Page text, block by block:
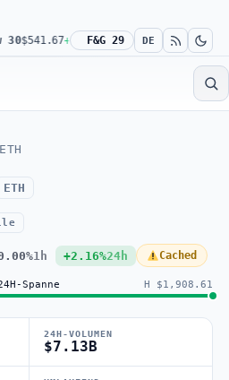
+0.23% Russell 2000$302.23
F&G 29 DE
ETH
1h +2.16%24h Cached
Spanne H $1,908.61
24H-VOLUMEN
$7.13B